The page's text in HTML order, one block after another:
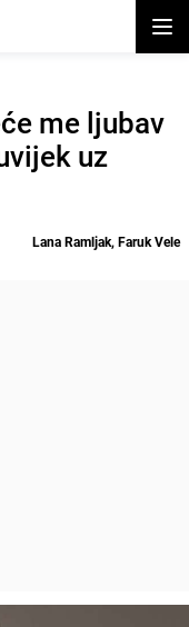
me ljubav
uz
Lana Ramljak, Faruk Vele